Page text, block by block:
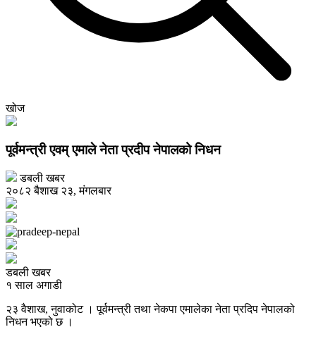
खोज
पूर्वमन्त्री एवम् एमाले नेता प्रदीप नेपालको निधन
डबली खबर
२०८२ बैशाख २३, मंगलबार
डबली खबर
१ साल अगाडी
२३ वैशाख, नुवाकोट । पूर्वमन्त्री तथा नेकपा एमालेका नेता प्रदिप नेपालको
निधन भएको छ ।